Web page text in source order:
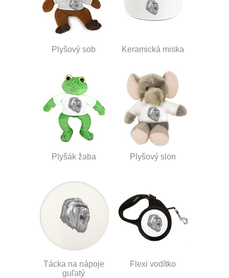
Plyšový sob Keramická miska
Plyšák žaba Plyšový slon
Tácka na nápoje
guľatý
Flexi vodítko